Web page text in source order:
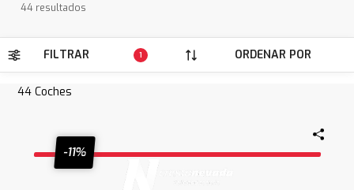
44 resultados
FILTRAR 1 ORDENAR POR
44 Coches
-11%